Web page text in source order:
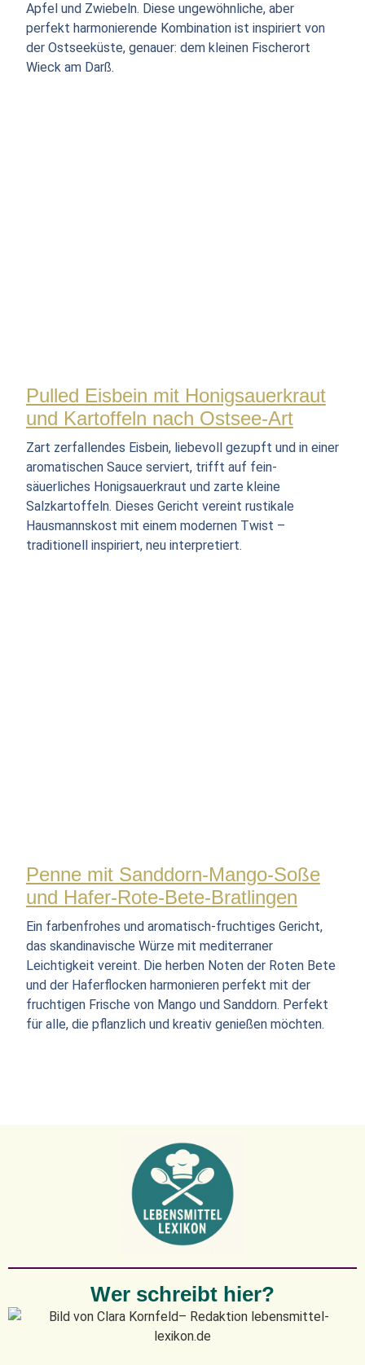
Apfel und Zwiebeln. Diese ungewöhnliche, aber
perfekt harmonierende Kombination ist inspiriert von
der Ostseeküste, genauer: dem kleinen Fischerort
Wieck am Darß.
Pulled Eisbein mit Honigsauerkraut
und Kartoffeln nach Ostsee-Art
Zart zerfallendes Eisbein, liebevoll gezupft und in einer
aromatischen Sauce serviert, trifft auf fein-
säuerliches Honigsauerkraut und zarte kleine
Salzkartoffeln. Dieses Gericht vereint rustikale
Hausmannskost mit einem modernen Twist –
traditionell inspiriert, neu interpretiert.
Penne mit Sanddorn-Mango-Soße
und Hafer-Rote-Bete-Bratlingen
Ein farbenfrohes und aromatisch-fruchtiges Gericht,
das skandinavische Würze mit mediterraner
Leichtigkeit vereint. Die herben Noten der Roten Bete
und der Haferflocken harmonieren perfekt mit der
fruchtigen Frische von Mango und Sanddorn. Perfekt
für alle, die pflanzlich und kreativ genießen möchten.
Wer schreibt hier?